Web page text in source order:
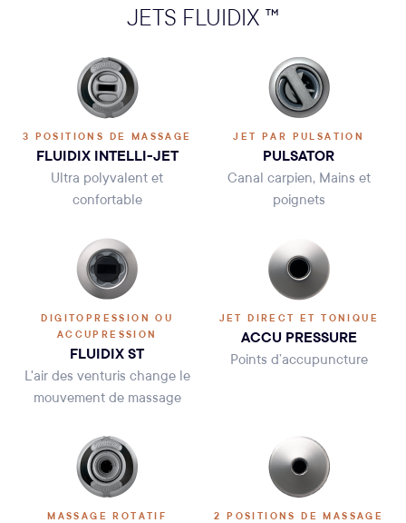
JETS FLUIDIX ™
3 POSITIONS DE MASSAGE
FLUIDIX INTELLI-JET
Ultra polyvalent et
confortable
JET PAR PULSATION
PULSATOR
Canal carpien, Mains et
poignets
DIGITOPRESSION OU
ACCUPRESSION
FLUIDIX ST
L'air des venturis change le
mouvement de massage
JET DIRECT ET TONIQUE
ACCU PRESSURE
Points d’accupuncture
MASSAGE ROTATIF
2 POSITIONS DE MASSAGE